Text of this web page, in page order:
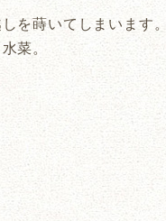
を蒔いてしまいます。
菜。